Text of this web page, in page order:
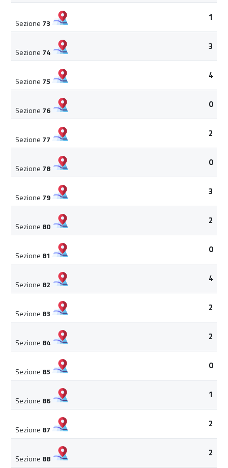
Sezione 73
1
Sezione 74
3
Sezione 75
4
Sezione 76
0
Sezione 77
2
Sezione 78
0
Sezione 79
3
Sezione 80
2
Sezione 81
0
Sezione 82
4
Sezione 83
2
Sezione 84
2
Sezione 85
0
Sezione 86
1
Sezione 87
2
Sezione 88
2